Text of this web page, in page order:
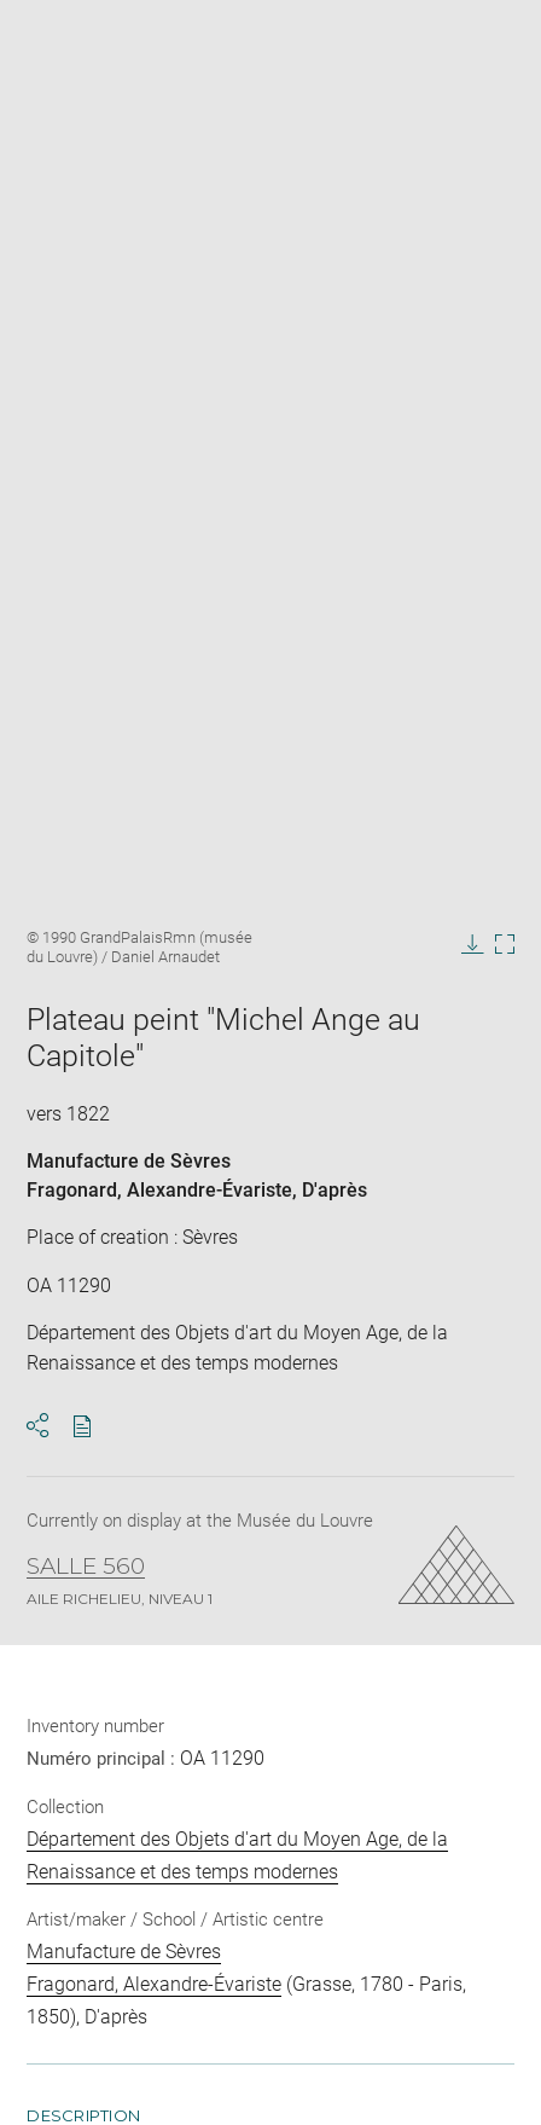
window
Image
caption:
© 1990 GrandPalaisRmn (musée
du Louvre) / Daniel Arnaudet
Plateau peint "Michel Ange au
Capitole"
vers 1822
Manufacture de Sèvres
Fragonard, Alexandre-Évariste, D'après
Place of creation : Sèvres
OA 11290
Département des Objets d'art du Moyen Age, de la
Renaissance et des temps modernes
Currently on display at the Musée du Louvre
SALLE 560
AILE RICHELIEU, NIVEAU 1
Inventory number
Numéro principal : OA 11290
Collection
Département des Objets d'art du Moyen Age, de la
Renaissance et des temps modernes
Artist/maker / School / Artistic centre
Manufacture de Sèvres
Fragonard, Alexandre-Évariste (Grasse, 1780 - Paris,
1850), D'après
DESCRIPTION